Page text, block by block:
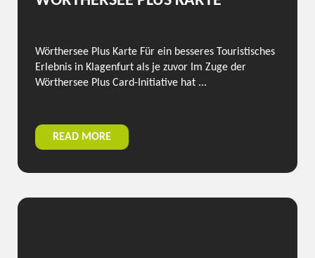
Wörthersee Plus Karte Für ein besseres Touristisches
Erlebnis in Klagenfurt als je zuvor Im Zuge der
Wörthersee Plus Card-Initiative hat ...
READ MORE